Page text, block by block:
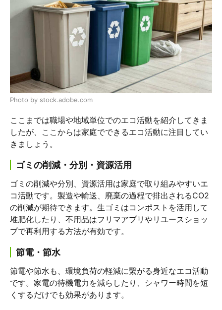
Photo by stock.adobe.com
ここまでは職場や地域単位でのエコ活動を紹介してきま
したが、ここからは家庭でできるエコ活動に注目してい
きましょう。
ゴミの削減・分別・資源活用
ゴミの削減や分別、資源活用は家庭で取り組みやすいエ
コ活動です。製造や輸送、廃棄の過程で排出されるCO2
の削減が期待できます。生ゴミはコンポストを活用して
堆肥化したり、不用品はフリマアプリやリユースショッ
プで再利用する方法が有効です。
節電・節水
節電や節水も、環境負荷の軽減に繫がる身近なエコ活動
です。家電の待機電力を減らしたり、シャワー時間を短
くするだけでも効果があります。